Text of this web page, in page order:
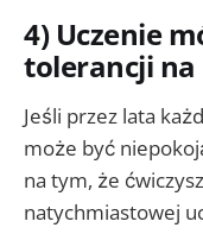
4) Uczenie
tolerancji
Jeśli przez lata
może być
na tym, że
natychmiastowej